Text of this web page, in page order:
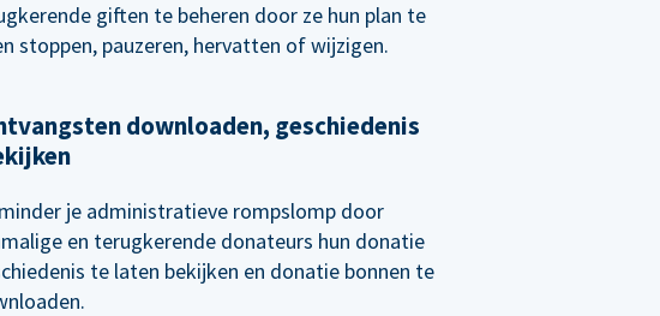
giften te beheren door ze hun plan te
stoppen, pauzeren, hervatten of wijzigen.
downloaden, geschiedenis
je administratieve rompslomp door
en terugkerende donateurs hun donatie
te laten bekijken en donatie bonnen te